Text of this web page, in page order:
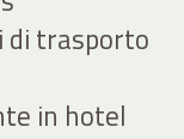
di trasporto
in hotel